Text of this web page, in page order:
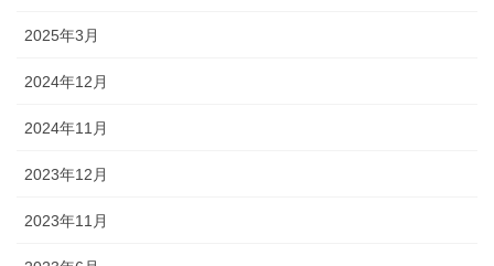
2025年3月
2024年12月
2024年11月
2023年12月
2023年11月